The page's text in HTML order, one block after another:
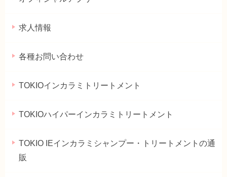
求人情報
各種お問い合わせ
TOKIOインカラミトリートメント
TOKIOハイパーインカラミトリートメント
TOKIO IEインカラミシャンプー・トリートメントの通
販